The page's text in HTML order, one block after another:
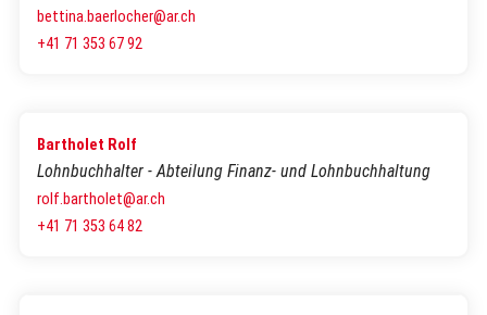
bettina.baerlocher@ar.ch
+41 71 353 67 92
Bartholet Rolf
Lohnbuchhalter - Abteilung Finanz- und Lohnbuchhaltung
rolf.bartholet@ar.ch
+41 71 353 64 82